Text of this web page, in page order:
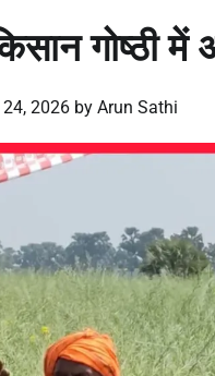
गोष्ठी
2026 by Arun Sathi